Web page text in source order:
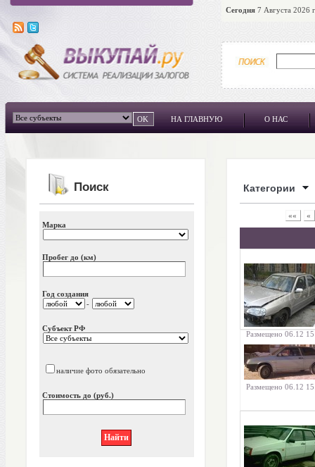
Сегодня 7 Августа 2026
НА ГЛАВНУЮ О НАС
Поиск
Марка
Пробег до (км)
Год создания
-
Субъект РФ
наличие фото обязательно
Стоимость до (руб.)
Категории
«« «
Размещено 06.12
Размещено 06.12